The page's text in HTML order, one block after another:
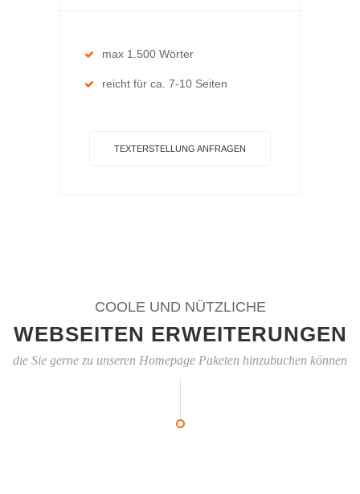
max 1.500 Wörter
reicht für ca. 7-10 Seiten
TEXTERSTELLUNG ANFRAGEN
COOLE UND NÜTZLICHE
WEBSEITEN ERWEITERUNGEN
die Sie gerne zu unseren Homepage Paketen hinzubuchen können